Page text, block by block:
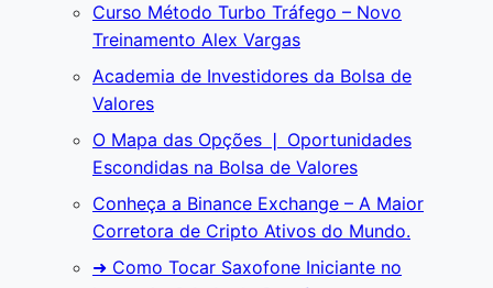
Curso Método Turbo Tráfego – Novo
Treinamento Alex Vargas
Academia de Investidores da Bolsa de
Valores
O Mapa das Opções ❘ Oportunidades
Escondidas na Bolsa de Valores
Conheça a Binance Exchange – A Maior
Corretora de Cripto Ativos do Mundo.
➜ Como Tocar Saxofone Iniciante no